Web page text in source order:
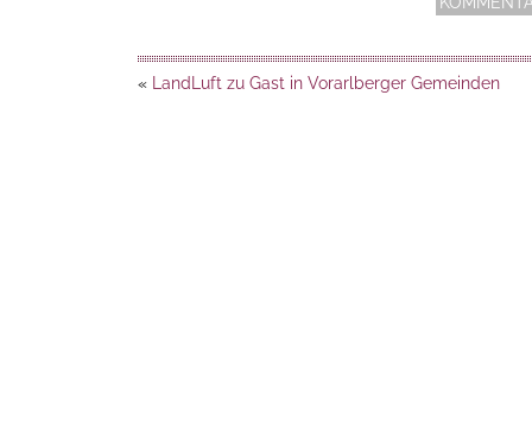
« LandLuft zu Gast in Vorarlberger Gemeinden